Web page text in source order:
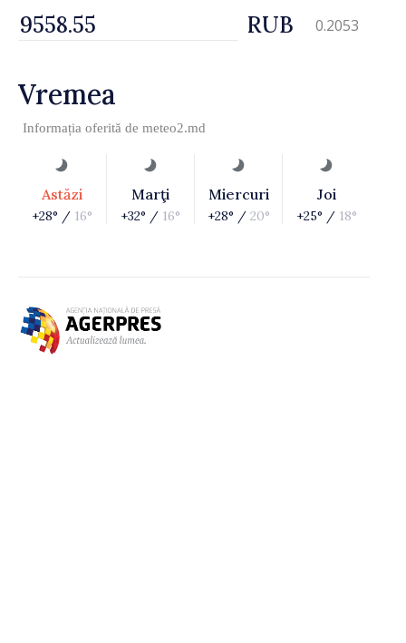
RUB 0.2053
Vremea
Informația oferită de meteo2.md
Astăzi
+28° / 16°
Marţi
+32° / 16°
Miercuri
+28° / 20°
Joi
+25° / 18°